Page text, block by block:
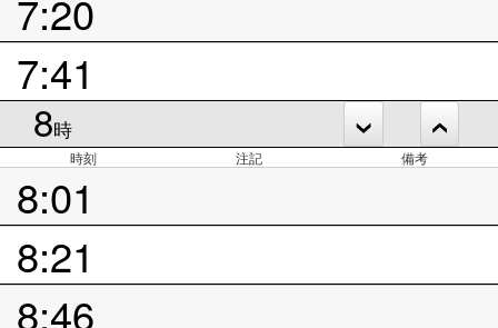
7:20
7:41
8時
時刻 注記 備考
8:01
8:21
8:46